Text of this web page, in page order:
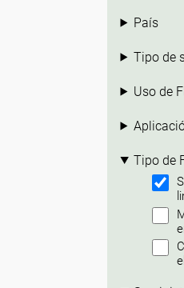
País
Tipo de
Uso de
Tipo de